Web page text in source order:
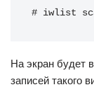
# iwlist
На экран будет
записей такого